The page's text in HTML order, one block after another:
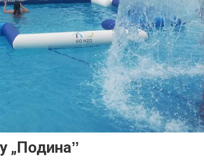
„Подинаˮ